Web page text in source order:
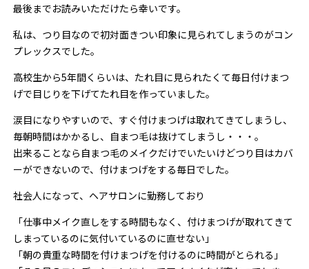
最後までお読みいただけたら幸いです。
私は、つり目なので初対面きつい印象に見られてしまうのがコン
プレックスでした。
高校生から5年間くらいは、たれ目に見られたくて毎日付けまつ
げで目じりを下げてたれ目を作っていました。
涙目になりやすいので、すぐ付けまつげは取れてきてしまうし、
毎朝時間はかかるし、自まつ毛は抜けてしまうし・・・。
出来ることなら自まつ毛のメイクだけでいたいけどつり目はカバ
ーができないので、付けまつげをする毎日でした。
社会人になって、ヘアサロンに勤務しており
「仕事中メイク直しをする時間もなく、付けまつげが取れてきて
しまっているのに気付いているのに直せない」
「朝の貴重な時間を付けまつげを付けるのに時間がとられる」